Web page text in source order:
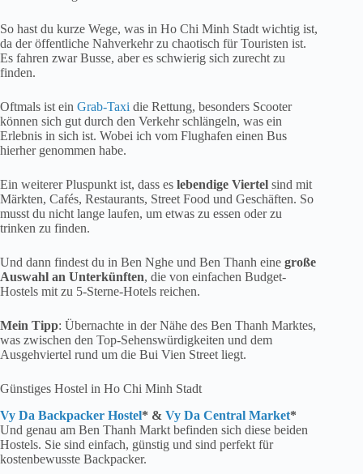
So hast du kurze Wege, was in Ho Chi Minh Stadt wichtig ist,
da der öffentliche Nahverkehr zu chaotisch für Touristen ist.
Es fahren zwar Busse, aber es schwierig sich zurecht zu
finden.
Oftmals ist ein Grab-Taxi die Rettung, besonders Scooter
können sich gut durch den Verkehr schlängeln, was ein
Erlebnis in sich ist. Wobei ich vom Flughafen einen Bus
hierher genommen habe.
Ein weiterer Pluspunkt ist, dass es lebendige Viertel sind mit
Märkten, Cafés, Restaurants, Street Food und Geschäften. So
musst du nicht lange laufen, um etwas zu essen oder zu
trinken zu finden.
Und dann findest du in Ben Nghe und Ben Thanh eine große
Auswahl an Unterkünften, die von einfachen Budget-
Hostels mit zu 5-Sterne-Hotels reichen.
Mein Tipp: Übernachte in der Nähe des Ben Thanh Marktes,
was zwischen den Top-Sehenswürdigkeiten und dem
Ausgehviertel rund um die Bui Vien Street liegt.
Günstiges Hostel in Ho Chi Minh Stadt
Vy Da Backpacker Hostel* & Vy Da Central Market*
Und genau am Ben Thanh Markt befinden sich diese beiden
Hostels. Sie sind einfach, günstig und sind perfekt für
kostenbewusste Backpacker.